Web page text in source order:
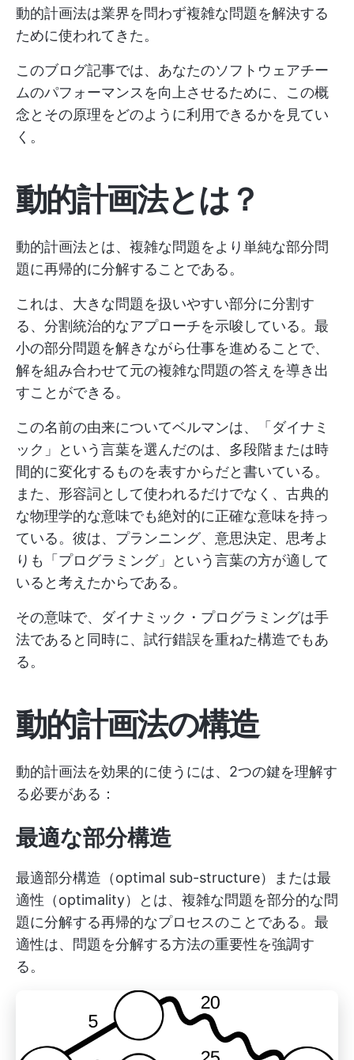
動的計画法は業界を問わず複雑な問題を解決する
ために使われてきた。
このブログ記事では、あなたのソフトウェアチー
ムのパフォーマンスを向上させるために、この概
念とその原理をどのように利用できるかを見てい
く。
動的計画法とは？
動的計画法とは、複雑な問題をより単純な部分問
題に再帰的に分解することである。
これは、大きな問題を扱いやすい部分に分割す
る、分割統治的なアプローチを示唆している。最
小の部分問題を解きながら仕事を進めることで、
解を組み合わせて元の複雑な問題の答えを導き出
すことができる。
この名前の由来についてベルマンは、「ダイナミ
ック」という言葉を選んだのは、多段階または時
間的に変化するものを表すからだと書いている。
また、形容詞として使われるだけでなく、古典的
な物理学的な意味でも絶対的に正確な意味を持っ
ている。彼は、プランニング、意思決定、思考よ
りも「プログラミング」という言葉の方が適して
いると考えたからである。
その意味で、ダイナミック・プログラミングは手
法であると同時に、試行錯誤を重ねた構造でもあ
る。
動的計画法の構造
動的計画法を効果的に使うには、2つの鍵を理解す
る必要がある：
最適な部分構造
最適部分構造（optimal sub-structure）または最
適性（optimality）とは、複雑な問題を部分的な問
題に分解する再帰的なプロセスのことである。最
適性は、問題を分解する方法の重要性を強調す
る。